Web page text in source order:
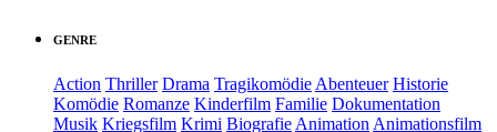
GENRE
Action Thriller Drama Tragikomödie Abenteuer Historie
Komödie Romanze Kinderfilm Familie Dokumentation
Musik Kriegsfilm Krimi Biografie Animation Animationsfilm